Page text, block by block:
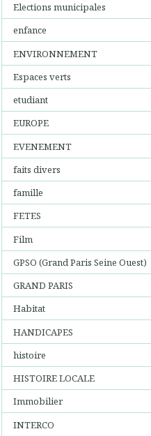
Elections municipales
enfance
ENVIRONNEMENT
Espaces verts
etudiant
EUROPE
EVENEMENT
faits divers
famille
FETES
Film
GPSO (Grand Paris Seine Ouest)
GRAND PARIS
Habitat
HANDICAPES
histoire
HISTOIRE LOCALE
Immobilier
INTERCO